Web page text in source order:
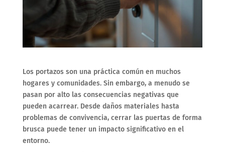
Los portazos son una práctica común en muchos
hogares y comunidades. Sin embargo, a menudo se
pasan por alto las consecuencias negativas que
pueden acarrear. Desde daños materiales hasta
problemas de convivencia, cerrar las puertas de forma
brusca puede tener un impacto significativo en el
entorno.